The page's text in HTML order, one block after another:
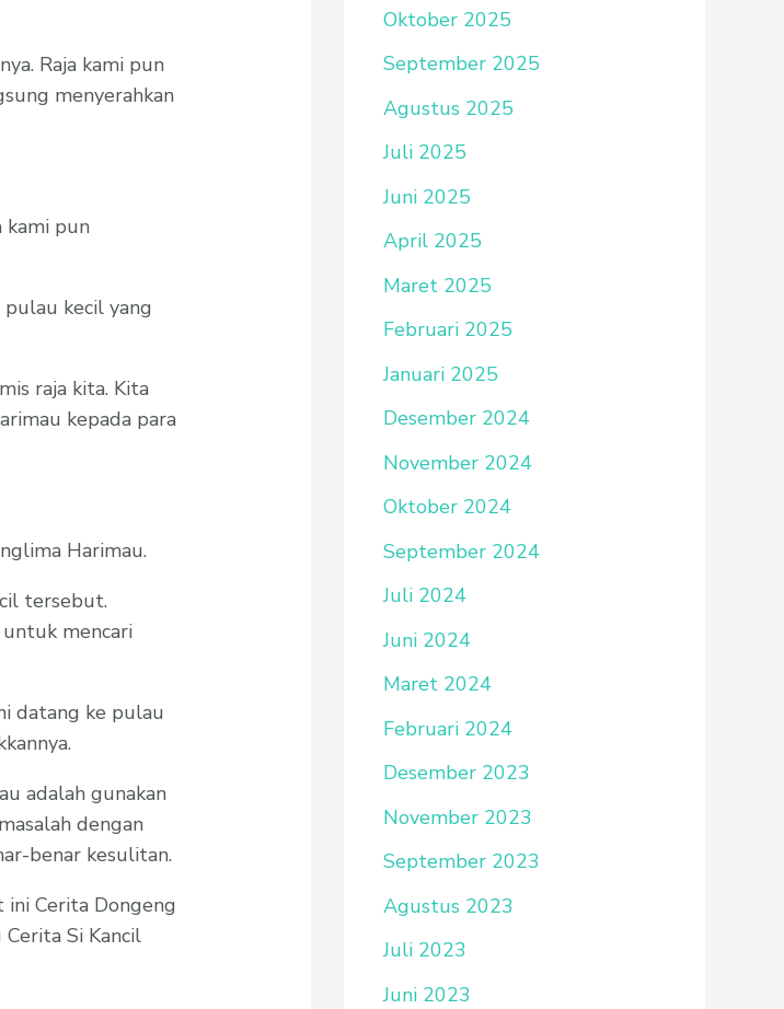
Raja kami pun
menyerahkan
kami pun
kecil yang
raja kita. Kita
kepada para
Harimau.
tersebut.
mencari
datang ke pulau
adalah gunakan
dengan
benar kesulitan.
ini Cerita Dongeng
Si Kancil
Oktober 2025
September 2025
Agustus 2025
Juli 2025
Juni 2025
April 2025
Maret 2025
Februari 2025
Januari 2025
Desember 2024
November 2024
Oktober 2024
September 2024
Juli 2024
Juni 2024
Maret 2024
Februari 2024
Desember 2023
November 2023
September 2023
Agustus 2023
Juli 2023
Juni 2023